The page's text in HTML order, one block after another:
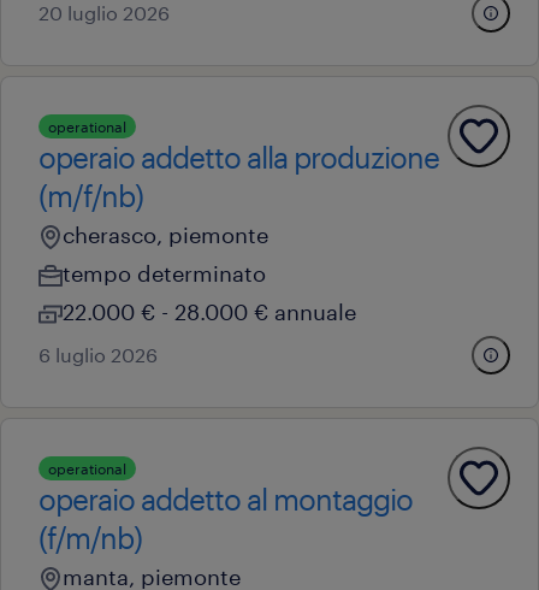
20 luglio 2026
operational
operaio addetto alla produzione
(m/f/nb)
cherasco, piemonte
tempo determinato
22.000 € - 28.000 € annuale
6 luglio 2026
operational
operaio addetto al montaggio
(f/m/nb)
manta, piemonte